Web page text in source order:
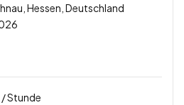
Hessen, Deutschland
/ Stunde